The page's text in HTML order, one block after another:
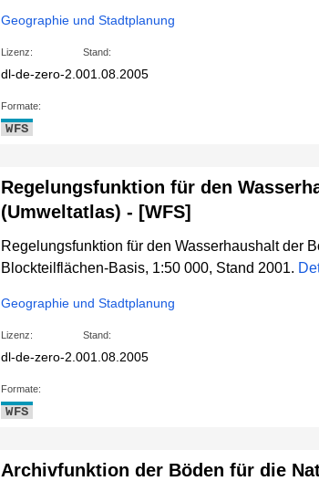
Geographie und Stadtplanung
Lizenz:
dl-de-zero-2.0
Stand:
01.08.2005
Formate:
WFS
Regelungsfunktion für den
(Umweltatlas) - [WFS]
Regelungsfunktion für den Wasserhaushalt der
Blockteilflächen-Basis, 1:50 000, Stand 2001.
Geographie und Stadtplanung
Lizenz:
dl-de-zero-2.0
Stand:
01.08.2005
Formate:
WFS
Archivfunktion der Böden für die